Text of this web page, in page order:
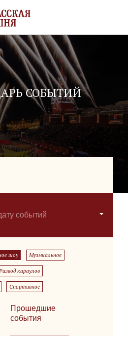
СОБЫТИЙ
событий
шоу Музыкальное
караулов
Спортивное
Прошедшие
события